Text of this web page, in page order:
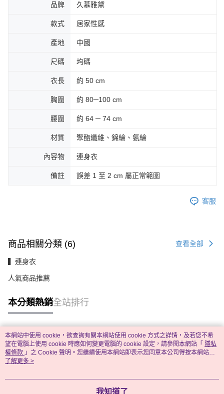
品牌 久慕雅黛
款式 居家性感
產地 中國
尺碼 均碼
衣長 約 50 cm
胸圍 約 80─100 cm
腰圍 約 64 ─ 74 cm
材質 聚酯纖維、錦綸、氨綸
內容物 連身衣
備註 誤差 1 至 2 cm 屬正常範圍
客服
商品相關分類 (6) 查看全部
▍連身衣
人氣商品推薦
本分類熱銷全站排行
熱門標籤
本網站中使用 cookie，欲查詢有關本網站使用 cookie 方式之詳情，及若您不希
望在電腦上使用 cookie 時應如何變更電腦的 cookie 設定，請參閱本網站「 隱私
權條款 」之 Cookie 聲明。您繼續使用本網站即表示您同意本公司得按本網站使
用條款之 Cookie 聲明使用 cookie。
了解更多 >
我知道了